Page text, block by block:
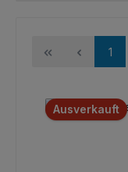
Seite
1
Ausverkauft